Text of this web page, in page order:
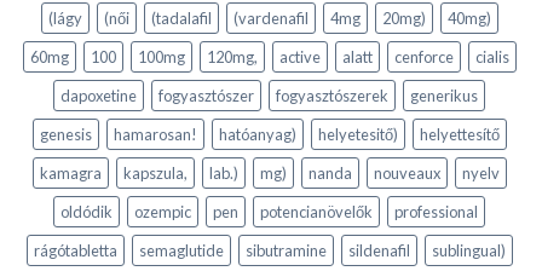
(lágy (női (tadalafil (vardenafil 4mg 20mg)
40mg)
60mg
100 100mg 120mg, active alatt cenforce
cialis
dapoxetine
fogyasztószer fogyasztószerek
generikus
genesis
hamarosan! hatóanyag) helyetesitő)
helyettesítő
kamagra
kapszula, lab.) mg) nanda nouveaux
nyelv
oldódik
ozempic pen potencianövelők
professional
rágótabletta
semaglutide sibutramine sildenafil
sublingual)